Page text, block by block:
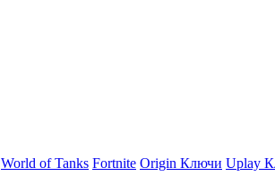
World of Tanks Fortnite Origin Ключи Uplay